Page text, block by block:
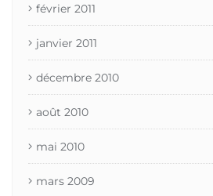
février 2011
janvier 2011
décembre 2010
août 2010
mai 2010
mars 2009